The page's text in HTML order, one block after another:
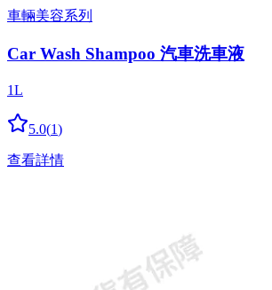
車輛美容系列
Car Wash Shampoo 汽車洗車液
1L
5.0(1)
查看詳情